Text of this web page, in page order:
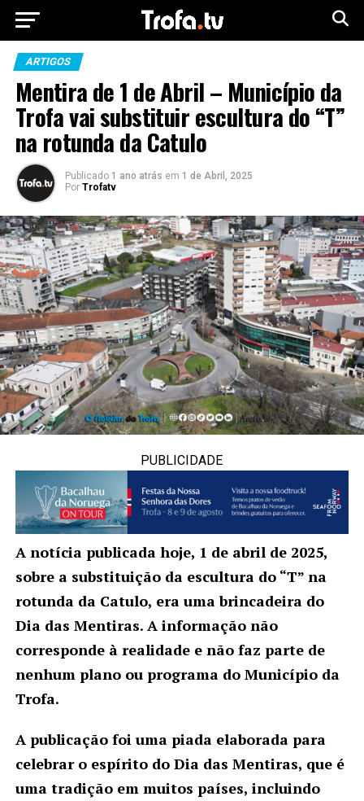
ARTIGOS
Mentira de 1 de Abril – Município da
Trofa vai substituir escultura do “T”
na rotunda da Catulo
Publicado 1 ano atrás em 1 de Abril, 2025
Por Trofatv
PUBLICIDADE
A notícia publicada hoje, 1 de abril de 2025,
sobre a substituição da escultura do “T” na
rotunda da Catulo, era uma brincadeira do
Dia das Mentiras. A informação não
corresponde à realidade e não faz parte de
nenhum plano ou programa do Município da
Trofa.
A publicação foi uma piada elaborada para
celebrar o espírito do Dia das Mentiras, que é
uma tradição em muitos países, incluindo